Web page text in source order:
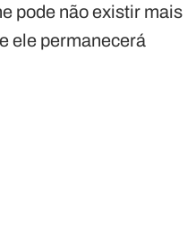
pode não existir mais
ele permanecerá